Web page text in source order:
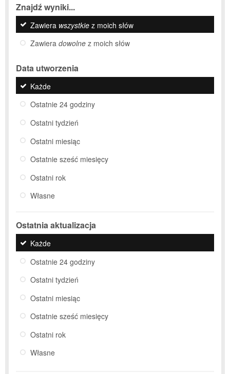
Znajdź wyniki...
Zawiera wszystkie z moich słów
Zawiera dowolne z moich słów
Data utworzenia
Każde
Ostatnie 24 godziny
Ostatni tydzień
Ostatni miesiąc
Ostatnie sześć miesięcy
Ostatni rok
Własne
Ostatnia aktualizacja
Każde
Ostatnie 24 godziny
Ostatni tydzień
Ostatni miesiąc
Ostatnie sześć miesięcy
Ostatni rok
Własne